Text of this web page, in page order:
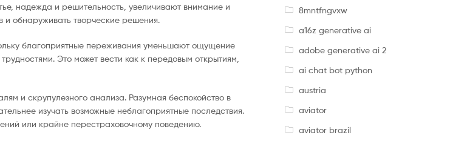
надежда и решительность, увеличивают внимание и
обнаруживать творческие решения.
благоприятные переживания уменьшают ощущение
Это может вести как к передовым открытиям,
и скрупулезного анализа. Разумная беспокойство в
изучать возможные неблагоприятные последствия.
или крайне перестраховочному поведению.
8mntfngvxw
a16z generative ai
adobe generative ai 2
ai chat bot python
austria
aviator
aviator brazil